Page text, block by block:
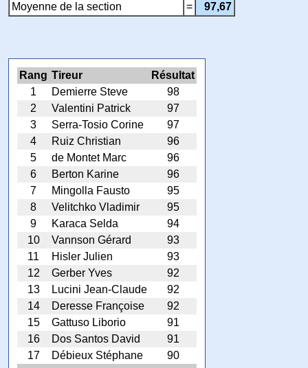
Moyenne de la section
= 97,67
Rang Tireur
Résultat
1
Demierre Steve
98
2
Valentini Patrick
97
3
Serra-Tosio Corine
97
4
Ruiz Christian
96
5
de Montet Marc
96
6
Berton Karine
96
7
Mingolla Fausto
95
8
Velitchko Vladimir
95
9
Karaca Selda
94
10
Vannson Gérard
93
11
Hisler Julien
93
12
Gerber Yves
92
13
Lucini Jean-Claude
92
14
Deresse Françoise
92
15
Gattuso Liborio
91
16
Dos Santos David
91
17
Débieux Stéphane 90